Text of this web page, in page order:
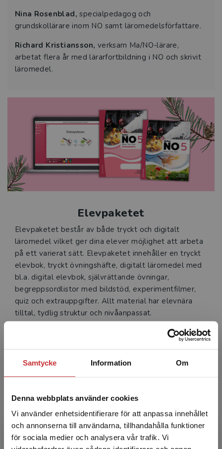
Samtycke Information Om
Denna webbplats använder cookies
Vi använder enhetsidentifierare för att anpassa innehållet
och annonserna till användarna, tillhandahålla funktioner
för sociala medier och analysera vår trafik. Vi
Nina Rosenblad, specialpedagog och
grundskollärare inom NO samt läromedelsförfattare.
Richard Kristiansson, verksam Ma/NO-lärare,
arbetat flera år med lärarfortbildning i NO och skrivit
läromedel.
Elevpaketet
Elevpaketet består av både tryckt och digitalt
läromedel vilket ger dina elever möjlighet att arbeta
på ett varierat sätt. Elevpaketet innehåller en tryckt
elevbok, tryckt övningshäfte, digitalt läromedel med
bl.a. digital elevbok, självrättande övningar,
begreppsordlistor med bildstöd, experimentfilmer,
quiz och extrauppgifter. Allt material har elevnära
tilltal, tydlig struktur och nivåanpassat.